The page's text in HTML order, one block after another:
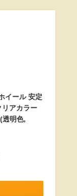
イール 安定
アカラー
透明色,